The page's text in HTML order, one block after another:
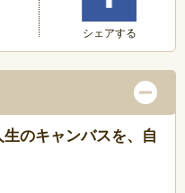
シェアする
のキャンバスを、自